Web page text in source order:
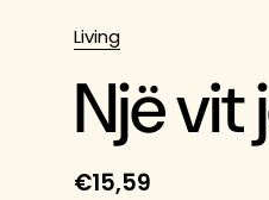
Living
Një vit
€15,59